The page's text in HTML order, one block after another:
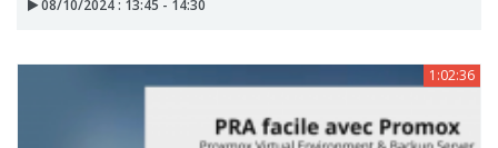
08/10/2024 : 13:45 - 14:30
1:02:36